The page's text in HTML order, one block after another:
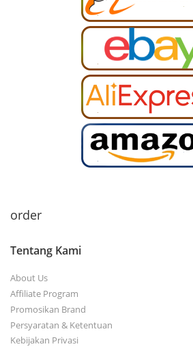
order
Tentang Kami
About Us
Affiliate Program
Promosikan Brand
Persyaratan & Ketentuan
Kebijakan Privasi